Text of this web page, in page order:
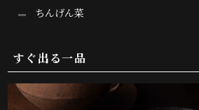
ちんげん菜
すぐ出る一品